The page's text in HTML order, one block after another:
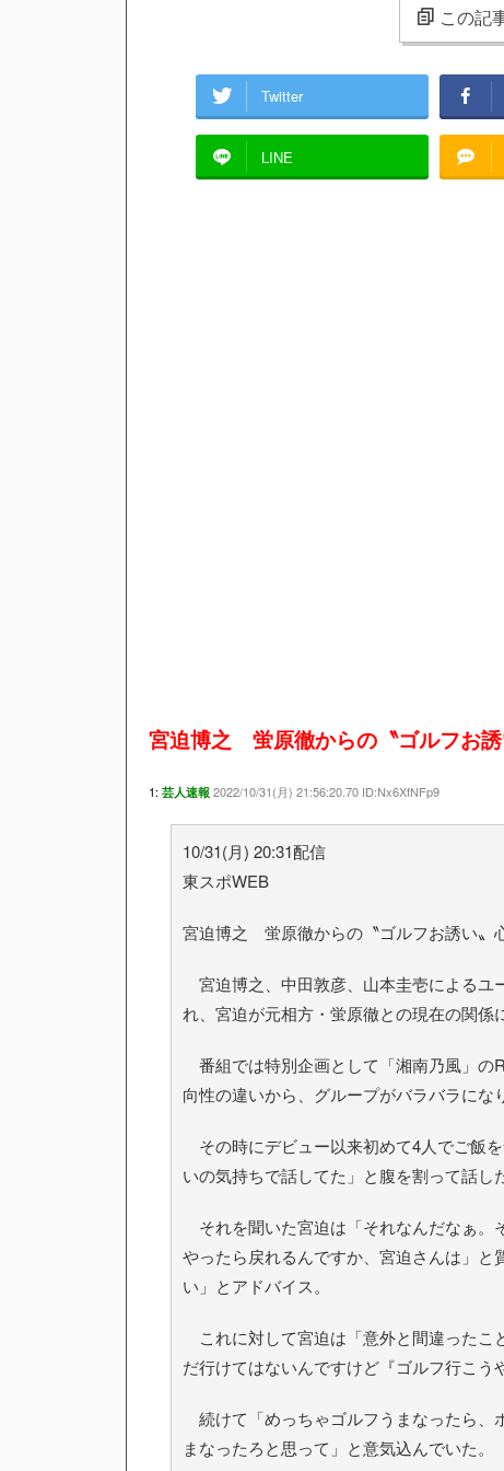
この記
Twitter
LINE
宮迫博之 蛍原徹からの〝ゴルフお誘
1: 芸人速報 2022/10/31(月) 21:56:20.70 ID:Nx6XfNFp9
10/31(月) 20:31配信
東スポWEB
宮迫博之 蛍原徹からの〝ゴルフお誘い〟
宮迫博之、中田敦彦、山本圭壱による
れ、宮迫が元相方・蛍原徹との現在の関係
番組では特別企画として「湘南乃風」の
向性の違いから、グループがバラバラにな
その時にデビュー以来初めて4人でご飯
いの気持ちで話してた」と腹を割って話し
それを聞いた宮迫は「それなんだなぁ。
やったら戻れるんですか、宮迫さんは」
い」とアドバイス。
これに対して宮迫は「意外と間違ったこ
だ行けてはないんですけど『ゴルフ行こ
続けて「めっちゃゴルフうまなったら、
まなったろと思って」と意気込んでいた。